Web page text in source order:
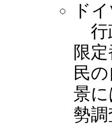
ド
行
限
民
景
勢